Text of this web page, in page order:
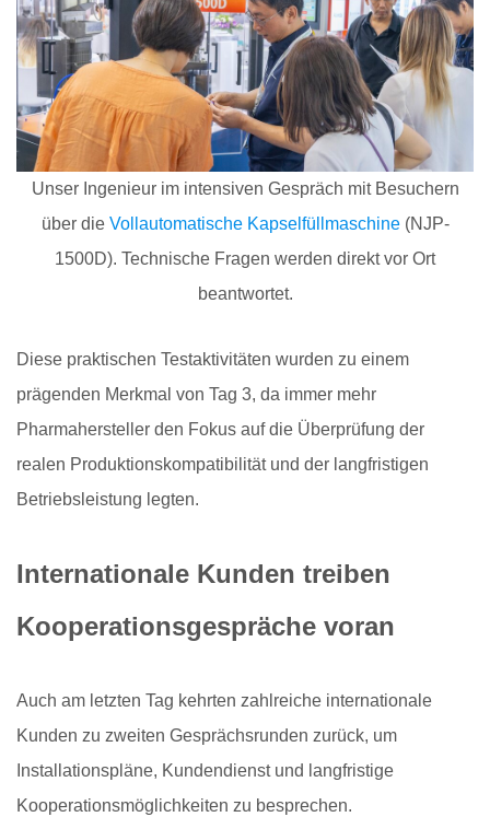
Unser Ingenieur im intensiven Gespräch mit Besuchern
über die Vollautomatische Kapselfüllmaschine(NJP-
1500D). Technische Fragen werden direkt vor Ort
beantwortet.
Diese praktischen Testaktivitäten wurden zu einem
prägenden Merkmal von Tag 3, da immer mehr
Pharmahersteller den Fokus auf die Überprüfung der
realen Produktionskompatibilität und der langfristigen
Betriebsleistung legten.
Internationale Kunden treiben
Kooperationsgespräche voran
Auch am letzten Tag kehrten zahlreiche internationale
Kunden zu zweiten Gesprächsrunden zurück, um
Installationspläne, Kundendienst und langfristige
Kooperationsmöglichkeiten zu besprechen.